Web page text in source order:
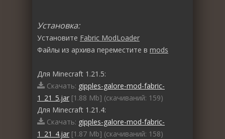
Установка:
Установите Fabric ModLoader
Файлы из архива переместите в mods
Для Minecraft 1.21.5:
Скачать: gipples-galore-mod-fabric-
1_21_5.jar [1.88 Mb] (cкачиваний: 159)
Для Minecraft 1.21.4:
Скачать: gipples-galore-mod-fabric-
1_21_4.jar [1.87 Mb] (cкачиваний: 158)